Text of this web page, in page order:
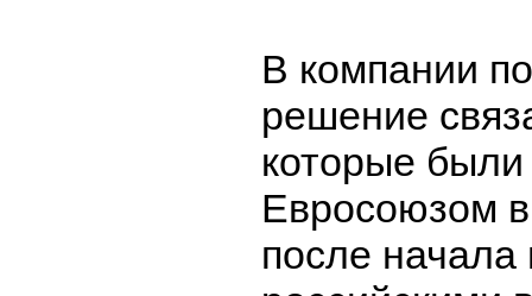
В компании
решение
которые
Евросоюзом
после начала